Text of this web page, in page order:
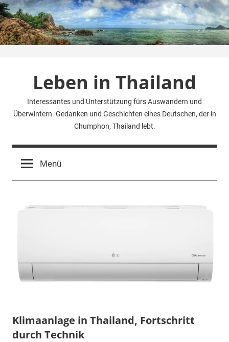
Zum
Inhalt
springen
Leben in Thailand
Interessantes und Unterstützung fürs Auswandern und
Überwintern. Gedanken und Geschichten eines Deutschen, der in
Chumphon, Thailand lebt.
Menü
Klimaanlage in Thailand, Fortschritt
durch Technik